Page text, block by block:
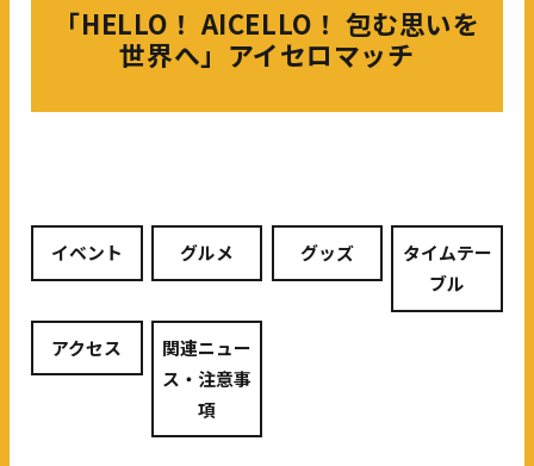
「HELLO！ AICELLO！ 包む思いを
世界へ」アイセロマッチ
イベント グルメ グッズ
タイムテー
ブル
アクセス
関連ニュー
ス・注意事
項